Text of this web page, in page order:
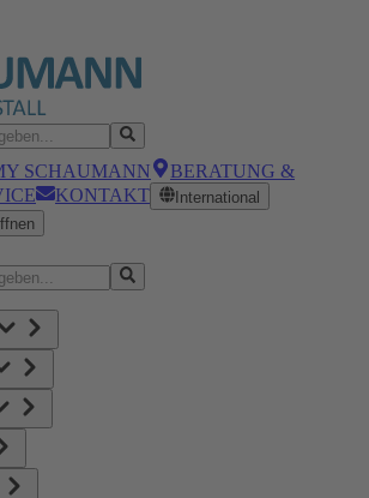
SCHAUMANN
BERATUNG &
KONTAKT
International